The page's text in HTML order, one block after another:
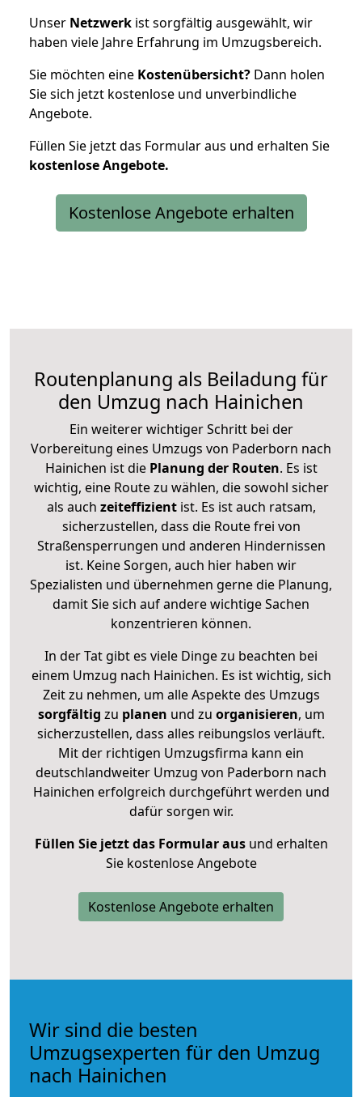
Unser Netzwerk ist sorgfältig ausgewählt, wir
haben viele Jahre Erfahrung im Umzugsbereich.
Sie möchten eine Kostenübersicht? Dann holen
Sie sich jetzt kostenlose und unverbindliche
Angebote.
Füllen Sie jetzt das Formular aus und erhalten Sie
kostenloseAngebote.
Kostenlose Angebote erhalten
Routenplanung als Beiladung für
den Umzug nach Hainichen
Ein weiterer wichtiger Schritt bei der
Vorbereitung eines Umzugs von Paderborn nach
Hainichen ist diePlanung der Routen. Es ist
wichtig, eine Route zu wählen, die sowohl sicher
als auch zeiteffizientist. Es ist auch ratsam,
sicherzustellen, dass die Route frei von
Straßensperrungen und anderen Hindernissen
ist. Keine Sorgen, auch hier haben wir
Spezialisten und übernehmen gerne die Planung,
damit Sie sich auf andere wichtige Sachen
konzentrieren können.
In der Tat gibt es viele Dinge zu beachten bei
einem Umzug nach Hainichen. Es ist wichtig, sich
Zeit zu nehmen, um alle Aspekte des Umzugs
sorgfältig zu planen und zu organisieren, um
sicherzustellen, dass alles reibungslos verläuft.
Mit der richtigen Umzugsfirma kann ein
deutschlandweiter Umzug von Paderborn nach
Hainichen erfolgreich durchgeführt werden und
dafür sorgen wir.
Füllen Sie jetzt das Formular ausund erhalten
Sie kostenlose Angebote
Kostenlose Angebote erhalten
Wir sind die besten
Umzugsexperten für den Umzug
nach Hainichen